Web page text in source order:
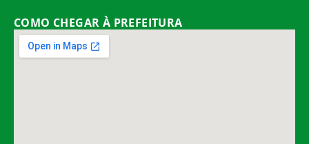
COMO CHEGAR À PREFEITURA